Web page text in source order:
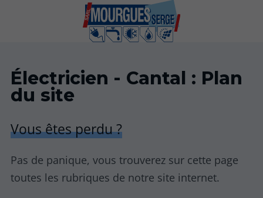
Électricien - Cantal : Plan
du site
Vous êtes perdu ?
Pas de panique, vous trouverez sur cette page
toutes les rubriques de notre site internet.​​